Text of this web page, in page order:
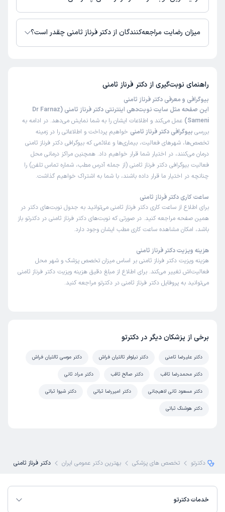
زمان نوبت‌دهی و پذیرش بیماران با هماهنگی مطب مشخص می‌شود.
میزان رضایت مراجعه‌کنندگان از دکتر فرناز ثامنی چقدر است؟
راهنمای نوبت‌گیری از دکتر فرناز ثامنی
بیوگرافی و معرفی دکتر فرناز ثامنی
این صفحه مثل سایت نوبت‌دهی اینترنتی دکتر فرناز ثامنی (Dr Farnaz
Sameni)
عمل می‌کند و اطلاعات ایشان را به شما نمایش می‌دهد. در ادامه به
بررسی بیوگرافی دکتر فرناز ثامنی خواهیم پرداخت و اطلاعاتی را در زمینه
تخصص‌ها، شهرهای فعالیت، بیماری‌ها و علائمی که بیوگرافی دکتر فرناز ثامنی
درمان می‌کنند، در اختیار شما قرار خواهیم داد. همچنین مراکز درمانی محل
فعالیت بیوگرافی دکتر فرناز ثامنی (از جمله آدرس مطب، شماره تماس تلفن) را
چنانچه در اختیار ما قرار داده باشند، با شما به اشتراک خواهیم گذاشت.
ساعت کاری دکتر فرناز ثامنی
برای اطلاع از ساعت کاری دکتر فرناز ثامنی می‌توانید به جدول نوبت‌های دکتر در
همین صفحه مراجعه کنید. در صورتی که نوبت‌های دکتر فرناز ثامنی در دکترتو باز
باشد، امکان مشاهده ساعت کاری مطب ایشان وجود دارد.
هزینه ویزیت دکتر فرناز ثامنی
هزینه ویزیت دکتر فرناز ثامنی بر اساس میزان تخصص پزشک و شهر محل
فعالیت‌اش تغییر می‌کند. برای اطلاع از مبلغ دقیق هزینه ویزیت دکتر فرناز ثامنی
می‌توانید به پروفایل دکتر فرناز ثامنی در دکترتو مراجعه کنید.
برخی از پزشکان دیگر در دکترتو
دکتر علیرضا ثامنی دکتر نیلوفر ثالثیان فراش دکتر موسی ثالثیان فراش
دکتر محمدرضا ثاقب دکتر صالح ثاقب دکتر مراد ثانی
دکتر مسعود ثانی لاهیجانی دکتر امیررضا ثباتی دکتر شیوا ثباتی
دکتر هوشنگ ثباتی
دکترتو تخصص های پزشکی بهترین دکتر عمومی ایران دکتر فرناز ثامنی
خدمات دکترتو